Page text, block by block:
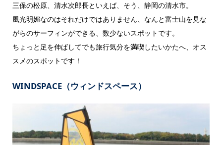
三保の松原、清水次郎長といえば、そう、静岡の清水市。
風光明媚なのはそれだけではありません、なんと富士山を見な
がらのサーフィンができる、数少ないスポットです。
ちょっと足を伸ばしてでも旅行気分を満喫したいかたへ、オス
スメのスポットです！
WINDSPACE（ウィンドスペース）